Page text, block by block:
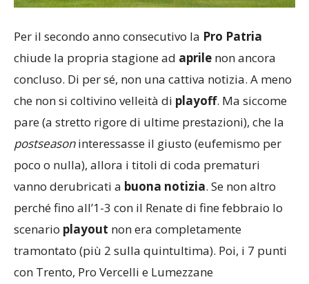
Per il secondo anno consecutivo la Pro Patria
chiude la propria stagione ad aprile non ancora
concluso. Di per sé, non una cattiva notizia. A meno
che non si coltivino velleità di playoff. Ma siccome
pare (a stretto rigore di ultime prestazioni), che la
postseasoninteressasse il giusto (eufemismo per
poco o nulla), allora i titoli di coda prematuri
vanno derubricati a buona notizia. Se non altro
perché fino all’1-3 con il Renate di fine febbraio lo
scenario playout non era completamente
tramontato (più 2 sulla quintultima). Poi, i 7 punti
con Trento, Pro Vercelli e Lumezzane